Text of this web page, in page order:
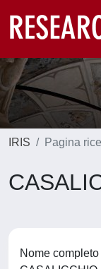
IRIS Pagina
Nome completo